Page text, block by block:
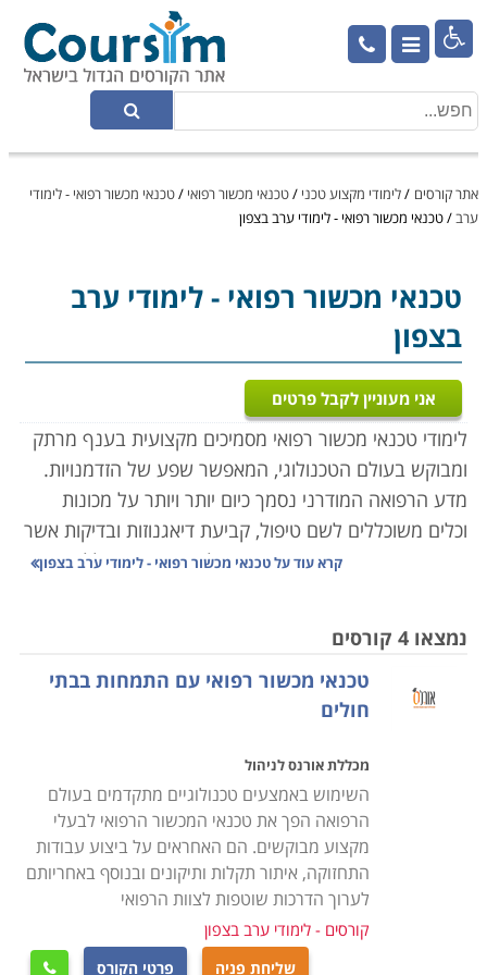

אתר קורסים /לימודי מקצוע טכני /טכנאי מכשור רפואי /טכנאי מכשור רפואי - לימודי
ערב/טכנאי מכשור רפואי - לימודי ערב בצפון
טכנאי מכשור רפואי - לימודי ערב
בצפון
אני מעוניין לקבל פרטים
לימודי טכנאי מכשור רפואי מסמיכים מקצועית בענף מרתק
ומבוקש בעולם הטכנולוגי, המאפשר שפע של הזדמנויות.
מדע הרפואה המודרני נסמך כיום יותר ויותר על מכונות
וכלים משוכללים לשם טיפול, קביעת דיאגנוזות ובדיקות אשר
פעם היו מבוצעות ידנית או פשוט לא היו קיימות כלל.
רפואי הוא יקר ערך הן מבחינת עלותו הכלכלית שמגיעה
לעתים למיליונים, והן מבחינת חיוניותו לתפעולן השוטף של
המערכות המורכבות בהן הוא פועל.
MRI
מתומחרת בכמה אלפי שקלים; בתי חולים אשר מחזיקים
ברשותם מכשיר זה מפעילים אותו בניצולת מירבית, לעתים
גם 24 שעות ביממה, דבר שמן הסתם גורר בלאי מהיר יותר
של הציוד. השבתת סורק שכזה עלולה לשבש פעילות באותו
מוסד רפואי באופן מתגלגל - פעילות הצוות המפעיל
משותקת, החולים אשר הגיעו לסריקה לא זוכים לה, מהלך
קרא עוד עלטכנאי מכשור רפואי - לימודי ערב בצפון
נמצאו 4 קורסים
טכנאי מכשור רפואי עם התמחות בבתי
חולים
מכללת אורנס לניהול
השימוש באמצעים טכנולוגיים מתקדמים בעולם
הרפואה הפך את טכנאי המכשור הרפואי לבעלי
מקצוע מבוקשים. הם האחראים על ביצוע עבודות
התחזוקה, איתור תקלות ותיקונים ובנוסף באחריותם
לערוך הדרכות שוטפות לצוות הרפואי
קורסים - לימודי ערב בצפון
שליחת פניה פרטי הקורס 